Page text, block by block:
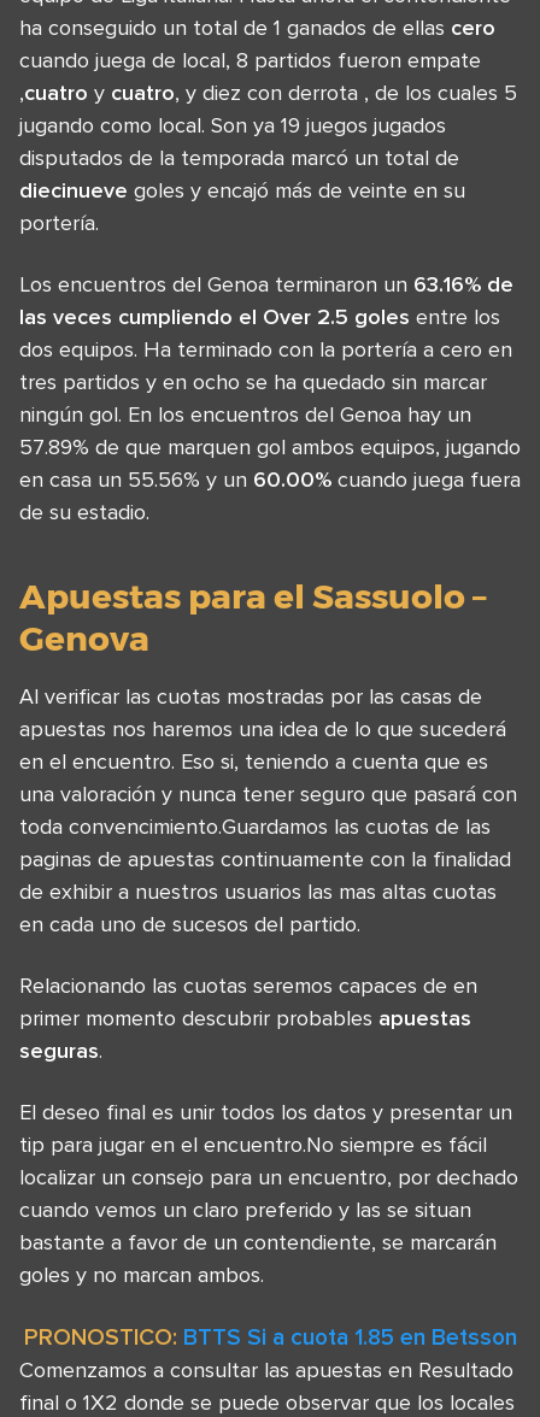
ha conseguido un total de 1 ganados de ellas cero
cuando juega de local, 8 partidos fueron empate
,cuatro y cuatro, y diez con derrota , de los cuales 5
jugando como local. Son ya 19 juegos jugados
disputados de la temporada marcó un total de
diecinueve goles y encajó más de veinte en su
portería.
Los encuentros del Genoa terminaron un 63.16% de
las veces cumpliendo el Over 2.5 goles entre los
dos equipos. Ha terminado con la portería a cero en
tres partidos y en ocho se ha quedado sin marcar
ningún gol. En los encuentros del Genoa hay un
57.89% de que marquen gol ambos equipos, jugando
en casa un 55.56% y un 60.00% cuando juega fuera
de su estadio.
Apuestas para el Sassuolo –
Genova
Al verificar las cuotas mostradas por las casas de
apuestas nos haremos una idea de lo que sucederá
en el encuentro. Eso si, teniendo a cuenta que es
una valoración y nunca tener seguro que pasará con
toda convencimiento.Guardamos las cuotas de las
paginas de apuestas continuamente con la finalidad
de exhibir a nuestros usuarios las mas altas cuotas
en cada uno de sucesos del partido.
Relacionando las cuotas seremos capaces de en
primer momento descubrir probables apuestas
seguras.
El deseo final es unir todos los datos y presentar un
tip para jugar en el encuentro.No siempre es fácil
localizar un consejo para un encuentro, por dechado
cuando vemos un claro preferido y las se situan
bastante a favor de un contendiente, se marcarán
goles y no marcan ambos.
PRONOSTICO: BTTS Si a cuota 1.85 en Betsson
Comenzamos a consultar las apuestas en Resultado
final o 1X2 donde se puede observar que los locales